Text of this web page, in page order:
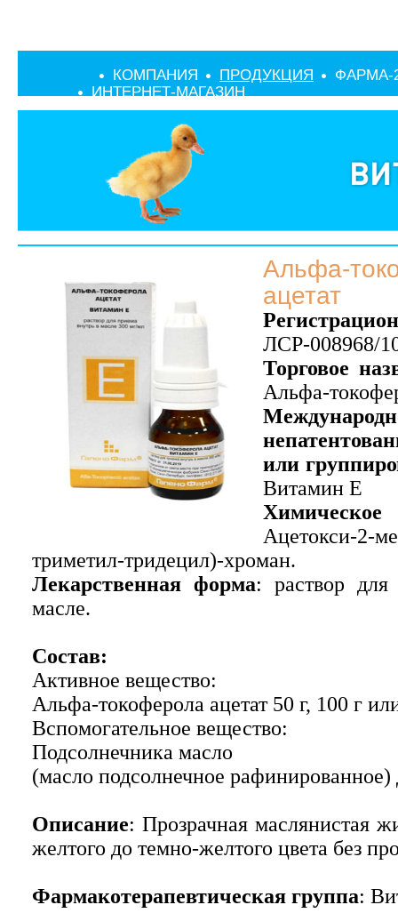
КОМПАНИЯ ПРОДУКЦИЯ
ФАРМА-
ИНТЕРНЕТ-МАГАЗИН
Альфа-
ацетат
ЛСР-008968/
Торговое
Альфа-
или
Витамин Е
Ацетокси-2-
триметил-тридецил)-хроман.
Лекарственная форма: раствор
масле.
Состав:
Активное вещество:
Альфа-токоферола ацетат 50 г, 100 г
Вспомогательное вещество:
Подсолнечника масло
(масло подсолнечное рафинированное)
Описание: Прозрачная маслянистая
желтого до темно-желтого цвета без
Фармакотерапевтическая группа: